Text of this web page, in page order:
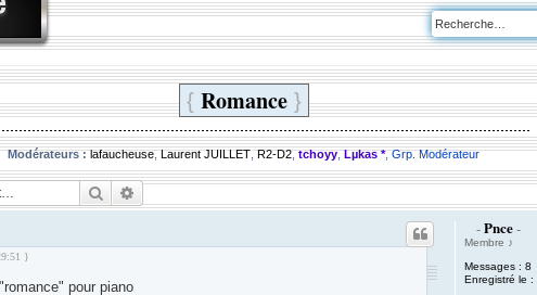
{ Romance }
Modérateurs : lafaucheuse,Laurent JUILLET,R2-D2,tchoyy,Lµkas *,Grp. Modérateur
Rechercher
-Pnce-
Membre ♪
Messages : 8
Enregistré le :
}
pour piano